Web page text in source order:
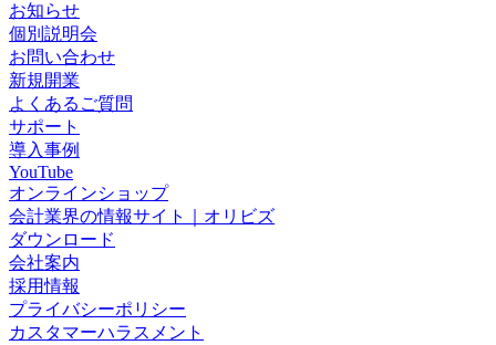
お知らせ
個別説明会
お問い合わせ
新規開業
よくあるご質問
サポート
導入事例
YouTube
オンラインショップ
会計業界の情報サイト｜オリビズ
ダウンロード
会社案内
採用情報
プライバシーポリシー
カスタマーハラスメント